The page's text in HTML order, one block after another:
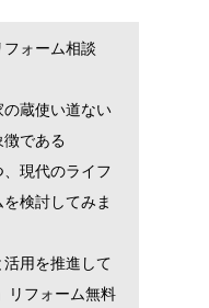
フォーム相談
蔵使い道ない
である
、現代のライフ
検討してみま
用を推進して
リフォーム無料